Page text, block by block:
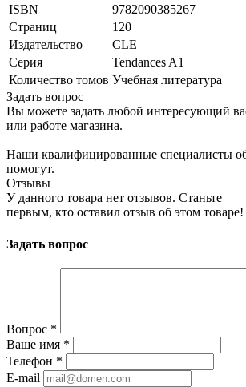
ISBN
9782090385267
Страниц
120
Издательство
CLE
Серия
Tendances A1
Количество томов Учебная литература
Задать вопрос
Вы можете задать любой интересующий
или работе магазина.
Наши квалифицированные специалисты
помогут.
Отзывы
У данного товара нет отзывов. Станьте
первым, кто оставил отзыв об этом товаре!
Задать вопрос
Вопрос *
Ваше имя *
Телефон *
E-mail